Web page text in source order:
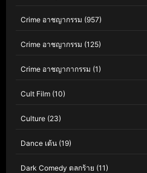
Crime อาชญากรรม (957)
Crime อาชญากรรม (125)
Crime อาชญากากรรม (1)
Cult Film (10)
Culture (23)
Dance เต้น (19)
Dark Comedy ตลกร้าย (11)